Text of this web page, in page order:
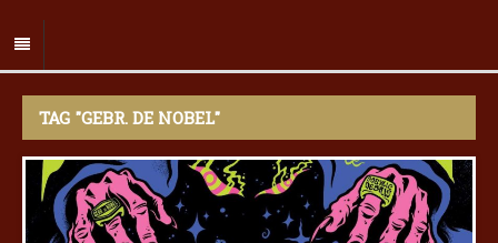
TAG "GEBR. DE NOBEL"